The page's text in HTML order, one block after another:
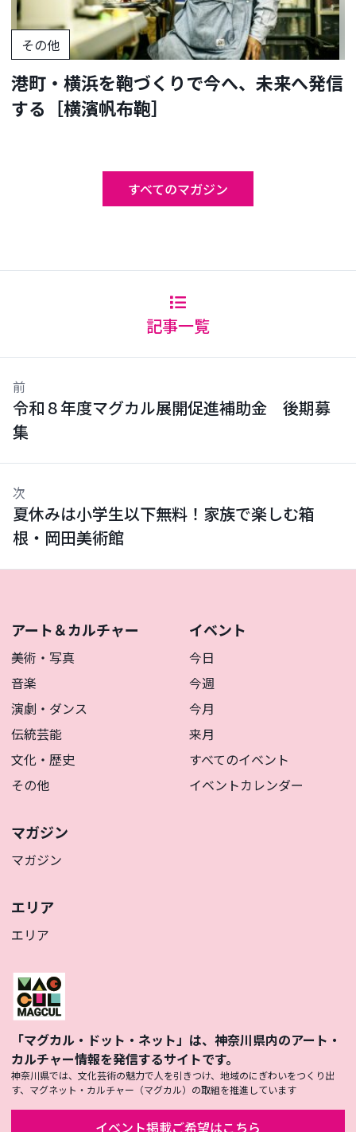
その他
港町・横浜を鞄づくりで今へ、未来へ発信
する［横濱帆布鞄］
すべてのマガジン
記事一覧
前
令和８年度マグカル展開促進補助金 後期募
集
次
夏休みは小学生以下無料！家族で楽しむ箱
根・岡田美術館
アート＆カルチャー
美術・写真
音楽
演劇・ダンス
伝統芸能
文化・歴史
その他
イベント
今日
今週
今月
来月
すべてのイベント
イベントカレンダー
マガジン
マガジン
エリア
エリア
「マグカル・ドット・ネット」は、神奈川県内のアート・
カルチャー情報を発信するサイトです。
神奈川県では、文化芸術の魅力で人を引きつけ、地域のにぎわいをつくり出
す、マグネット・カルチャー（マグカル）の取組を推進しています
イベント掲載ご希望はこちら